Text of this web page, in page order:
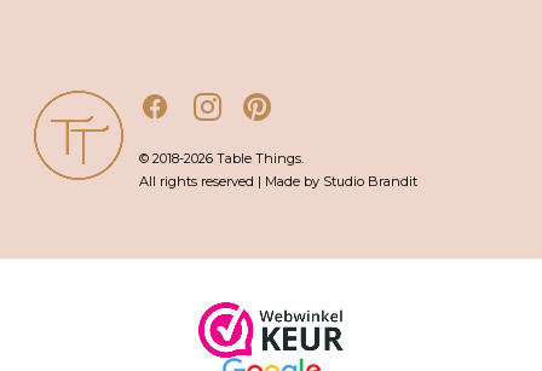
© 2018-2026 Table Things.
All rights reserved | Made by Studio Brandit